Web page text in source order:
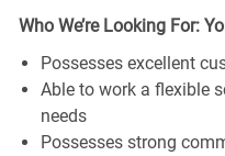
Who We’re Looking For:
Possesses excellent
Able to work a flexible
needs
Possesses strong